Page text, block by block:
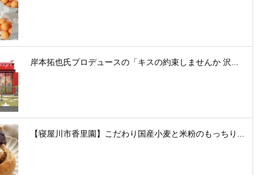
岸本拓也氏プロデュースの「キスの約束しませんか 沢...
【寝屋川市香里園】こだわり国産小麦と米粉のもっちり...